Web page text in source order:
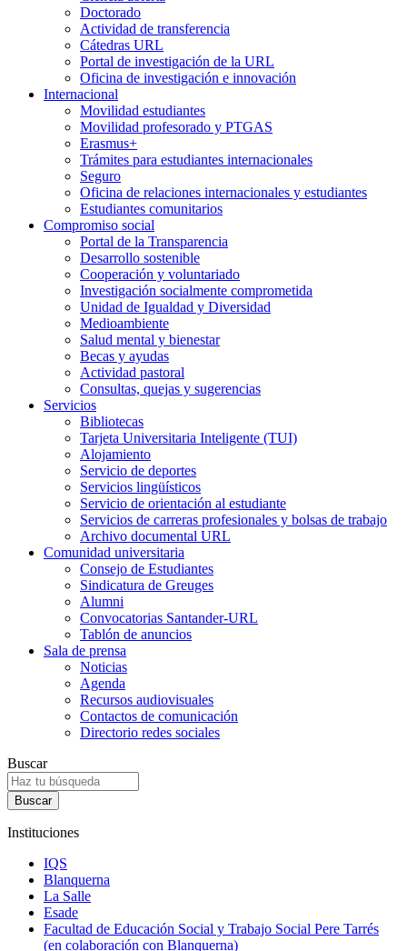
Doctorado
Actividad de transferencia
Cátedras URL
Portal de investigación de la URL
Oficina de investigación e innovación
Internacional
Movilidad estudiantes
Movilidad profesorado y PTGAS
Erasmus+
Trámites para estudiantes internacionales
Seguro
Oficina de relaciones internacionales y estudiantes
Estudiantes comunitarios
Compromiso social
Portal de la Transparencia
Desarrollo sostenible
Cooperación y voluntariado
Investigación socialmente comprometida
Unidad de Igualdad y Diversidad
Medioambiente
Salud mental y bienestar
Becas y ayudas
Actividad pastoral
Consultas, quejas y sugerencias
Servicios
Bibliotecas
Tarjeta Universitaria Inteligente (TUI)
Alojamiento
Servicio de deportes
Servicios lingüísticos
Servicio de orientación al estudiante
Servicios de carreras profesionales y bolsas de trabajo
Archivo documental URL
Comunidad universitaria
Consejo de Estudiantes
Sindicatura de Greuges
Alumni
Convocatorias Santander-URL
Tablón de anuncios
Sala de prensa
Noticias
Agenda
Recursos audiovisuales
Contactos de comunicación
Directorio redes sociales
Buscar
Instituciones
IQS
Blanquerna
La Salle
Esade
Facultad de Educación Social y Trabajo Social Pere Tarrés
(en colaboración con Blanquerna)